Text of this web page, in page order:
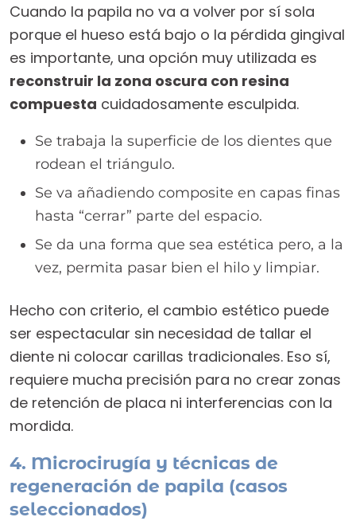
Cuando la papila no va a volver por sí sola
porque el hueso está bajo o la pérdida gingival
es importante, una opción muy utilizada es
reconstruir la zona oscura con resina
compuesta cuidadosamente esculpida.
Se trabaja la superficie de los dientes que
rodean el triángulo.
Se va añadiendo composite en capas finas
hasta “cerrar” parte del espacio.
Se da una forma que sea estética pero, a la
vez, permita pasar bien el hilo y limpiar.
Hecho con criterio, el cambio estético puede
ser espectacular sin necesidad de tallar el
diente ni colocar carillas tradicionales. Eso sí,
requiere mucha precisión para no crear zonas
de retención de placa ni interferencias con la
mordida.
4. Microcirugía y técnicas de
regeneración de papila (casos
seleccionados)